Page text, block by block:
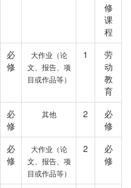
修
课
程
必
修
大作业（论
文、报告、项
目或作品等）
1
劳
动
教
育
必
修
其他 2
必
修
必
修
大作业（论
文、报告、项
目或作品等）
2
必
修